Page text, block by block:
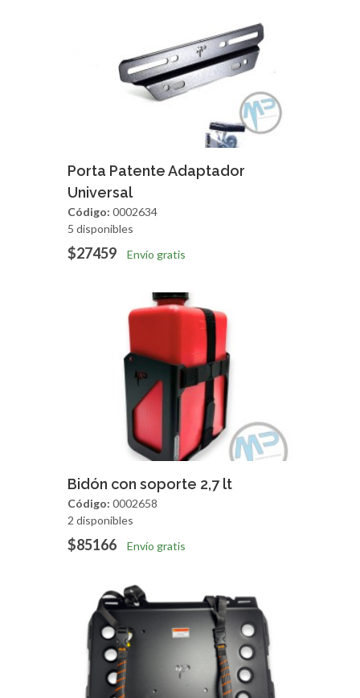
Agregar Vista Rapida
Porta Patente Adaptador
Universal
Código: 0002634
5 disponibles
$27459 Envío gratis
Agregar Vista Rapida
Bidón con soporte 2,7 lt
Código: 0002658
2 disponibles
$85166 Envío gratis